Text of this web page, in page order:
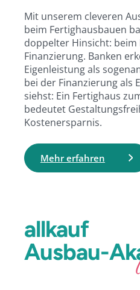
Mit unserem cleveren
beim Fertighausbauen
doppelter Hinsicht:
Finanzierung. Banken
Eigenleistung als
bei der Finanzierung als
siehst: Ein Fertighaus
bedeutet
Kostenersparnis.
Mehr erfahren
allkauf
Ausbau-